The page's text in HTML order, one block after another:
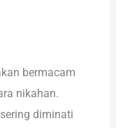
bermacam
nikahan.
diminati